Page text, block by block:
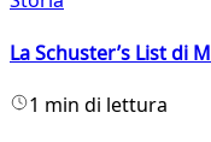
La Schuster’s List di
1 min di lettura